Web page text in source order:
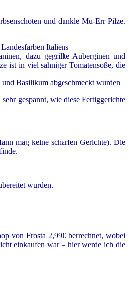
und dunkle Mu-Err Pilze.
Italiens
dazu gegrillte Auberginen und
ist in viel sahniger Tomatensoße, die
Basilikum abgeschmeckt wurden
gespannt, wie diese Fertiggerichte
mag keine scharfen Gerichte). Die
wurden.
von Frosta 2,99€ berrechnet, wobei
einkaufen war – hier werde ich die